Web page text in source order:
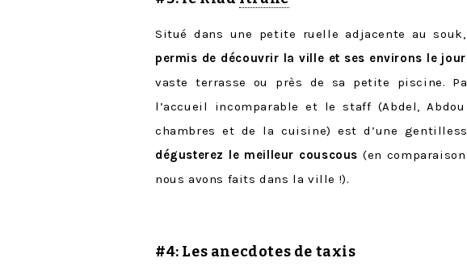
Situé dans une petite ruelle adjacente au souk,
permis de découvrir la ville et ses environs le
vaste terrasse ou près de sa petite piscine.
l’accueil incomparable et le staff (Abdel,
chambres et de la cuisine) est d’une
dégusterez le meilleur couscous (en
nous avons faits dans la ville !).
#4: Les anecdotes de taxis